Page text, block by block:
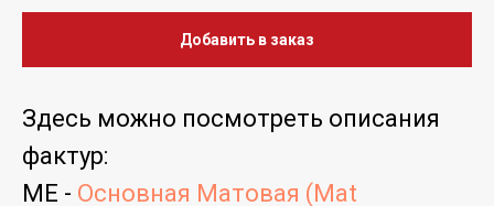
Добавить в заказ
Здесь можно посмотреть описания
фактур:
ME - Основная Матовая (Mat